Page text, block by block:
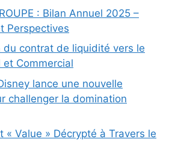
: Bilan Annuel 2025 –
Perspectives
du contrat de liquidité vers le
Commercial
lance une nouvelle
challenger la domination
« Value » Décrypté à Travers le